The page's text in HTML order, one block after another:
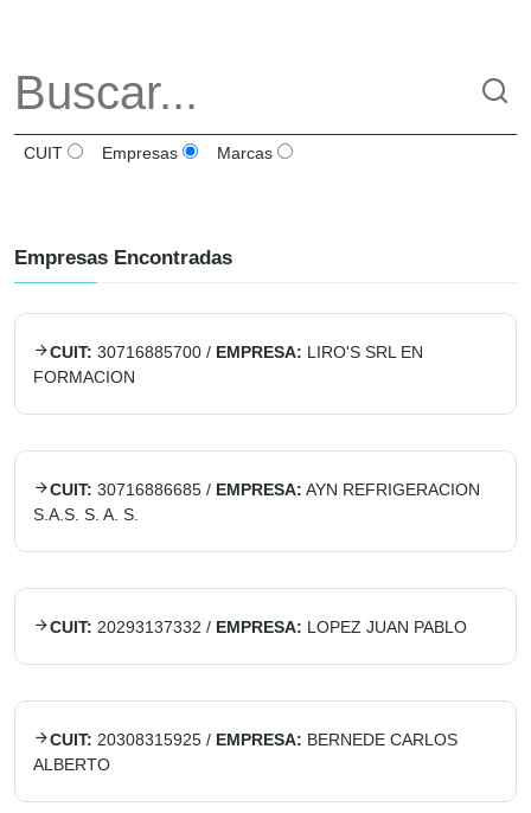
CUIT Empresas Marcas
Empresas Encontradas
CUIT: 30716885700 / EMPRESA: LIRO'S SRL EN
FORMACION
CUIT: 30716886685 / EMPRESA: AYN REFRIGERACION
S.A.S. S. A. S.
CUIT: 20293137332 / EMPRESA: LOPEZ JUAN PABLO
CUIT: 20308315925 / EMPRESA: BERNEDE CARLOS
ALBERTO